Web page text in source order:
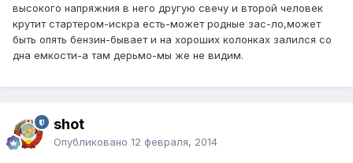
высокого напряжния в него другую свечу и второй человек
крутит стартером-искра есть-может родные зас-ло,может
быть опять бензин-бывает и на хороших колонках залился со
дна емкости-а там дерьмо-мы же не видим.
shot
Опубликовано 12 февраля, 2014